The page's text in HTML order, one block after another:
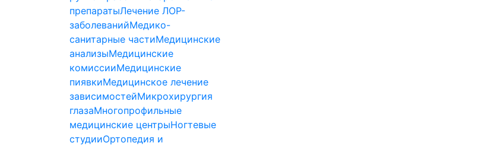
препаратыЛечение ЛОР-
заболеванийМедико-
санитарные частиМедицинские
анализыМедицинские
комиссииМедицинские
пиявкиМедицинское лечение
зависимостейМикрохирургия
глазаМногопрофильные
медицинские центрыНогтевые
студииОртопедия и